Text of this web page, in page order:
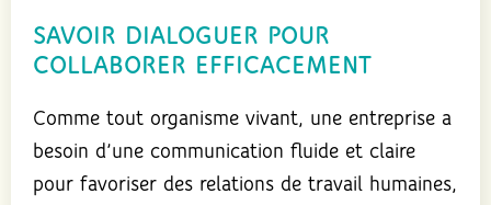
SAVOIR DIALOGUER POUR
COLLABORER EFFICACEMENT
Comme tout organisme vivant, une entreprise a
besoin d’une communication fluide et claire
pour favoriser des relations de travail humaines,